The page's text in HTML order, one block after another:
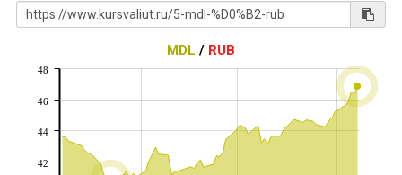
MDL / RUB
42
44
46
48